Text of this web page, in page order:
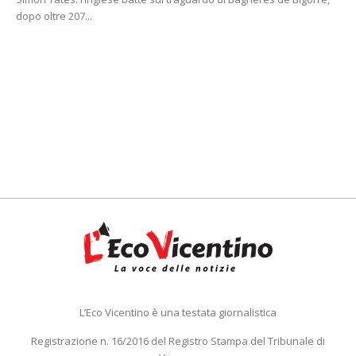
dopo oltre 207...
L’Eco Vicentino è una testata giornalistica
Registrazione n. 16/2016 del Registro Stampa del Tribunale di